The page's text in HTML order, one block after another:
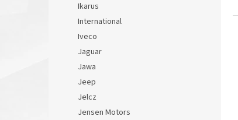
Ikarus
International
Iveco
Jaguar
Jawa
Jeep
Jelcz
Jensen Motors